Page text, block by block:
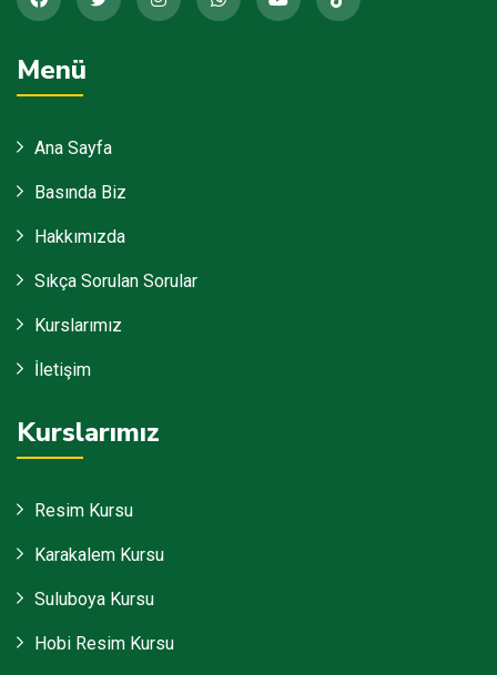
Menü
Ana Sayfa
Basında Biz
Hakkımızda
Sıkça Sorulan Sorular
Kurslarımız
İletişim
Kurslarımız
Resim Kursu
Karakalem Kursu
Suluboya Kursu
Hobi Resim Kursu